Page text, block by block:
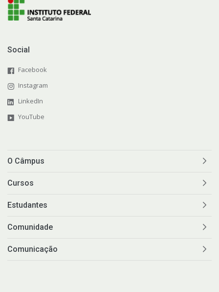
Social
Facebook
Instagram
LinkedIn
YouTube
O Câmpus
Cursos
Estudantes
Comunidade
Comunicação